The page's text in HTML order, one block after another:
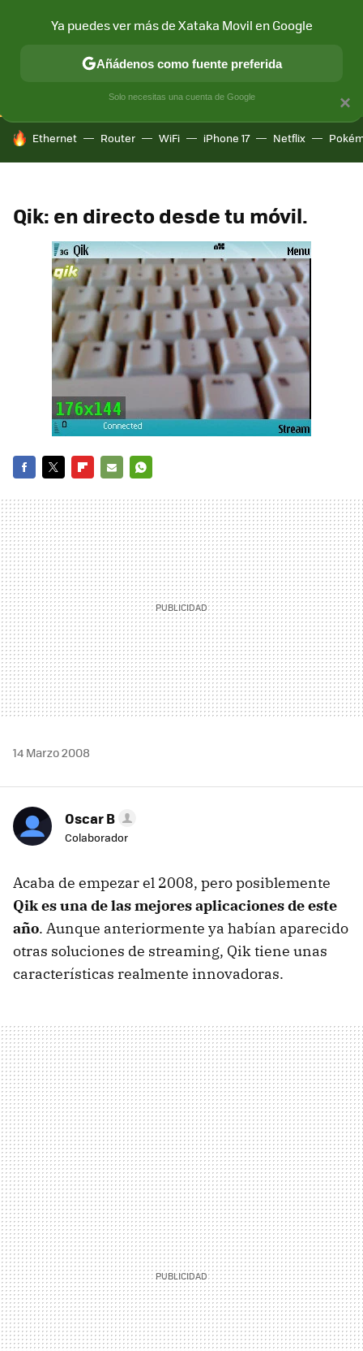
CONECTIVIDAD MÓVIL Y SOCIEDAD APLICACIONES
HOY SE HABLA DE
Ethernet Router WiFi iPhone 17 Netflix
Qik: en directo desde tu móvil.
MAIL
14 Marzo 2008
Oscar B
Colaborador
Acaba de empezar el 2008, pero posiblemente
Qik es una de las mejores aplicaciones de este
año. Aunque anteriormente ya habían aparecido
otras soluciones de streaming, Qik tiene unas
características realmente innovadoras.
×
Ya puedes ver más de Xataka Movil en Google
Añádenos como fuente preferida
Solo necesitas una cuenta de Google